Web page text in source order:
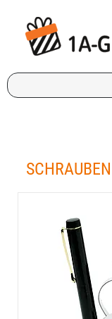
Ich
suche